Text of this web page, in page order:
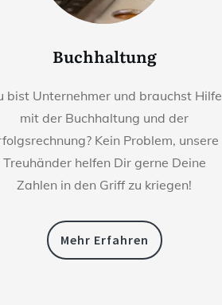
Buchhaltung
bist Unternehmer und brauchst Hilfe
mit der Buchhaltung und der
Kein Problem, unsere
Treuhänder helfen Dir gerne Deine
Zahlen in den Griff zu kriegen!
Mehr Erfahren